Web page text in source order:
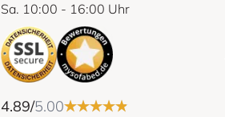
Sa. 10:00 - 16:00 Uhr
4.89/5.00